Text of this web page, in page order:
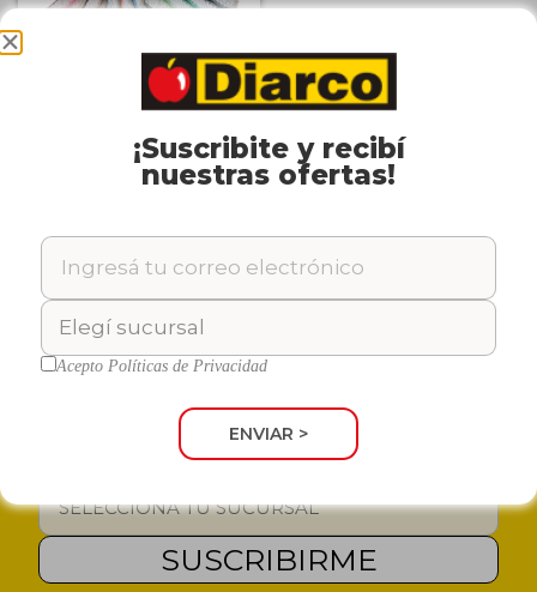
Repasador
Cód: 23336
¡ENTERATE DE NUESTRAS
OFERTAS!
SUSCRIBIRME
¡Suscribite y recibí
nuestras ofertas!
Acepto Políticas de Privacidad
ENVIAR >